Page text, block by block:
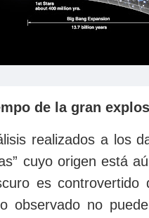
de la gran
realizados a los
cuyo origen está
es
observado no